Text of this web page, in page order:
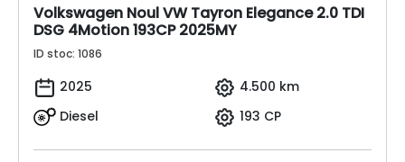
Volkswagen Noul VW Tayron Elegance 2.0 TDI
DSG 4Motion 193CP 2025MY
ID stoc: 1086
2025
4.500 km
Diesel
193 CP